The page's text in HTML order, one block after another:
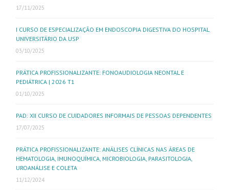
17/11/2025
I CURSO DE ESPECIALIZAÇÃO EM ENDOSCOPIA DIGESTIVA DO HOSPITAL
UNIVERSITÁRIO DA USP
03/10/2025
PRÁTICA PROFISSIONALIZANTE: FONOAUDIOLOGIA NEONTAL E
PEDIÁTRICA | 2026 T1
01/10/2025
PAD: XII CURSO DE CUIDADORES INFORMAIS DE PESSOAS DEPENDENTES
17/07/2025
PRÁTICA PROFISSIONALIZANTE: ANÁLISES CLÍNICAS NAS ÁREAS DE
HEMATOLOGIA, IMUNOQUÍMICA, MICROBIOLOGIA, PARASITOLOGIA,
UROANÁLISE E COLETA
11/12/2024